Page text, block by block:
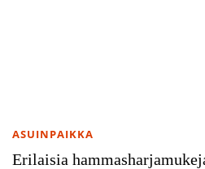
Erilaisia
ASUINPAIKKA